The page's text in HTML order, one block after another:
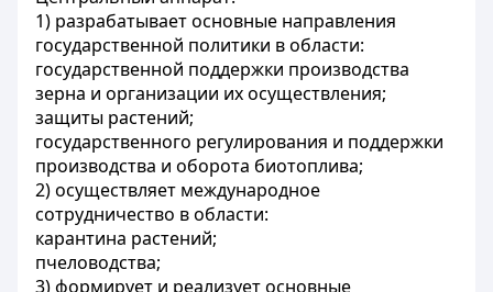
1) разрабатывает основные направления
государственной политики в области:
государственной поддержки производства
зерна и организации их осуществления;
защиты растений;
государственного регулирования и поддержки
производства и оборота биотоплива;
2) осуществляет международное
сотрудничество в области:
карантина растений;
пчеловодства;
3) формирует и реализует основные